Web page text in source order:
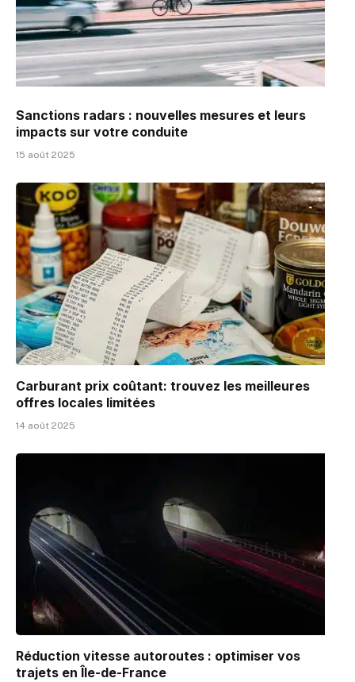
Sanctions radars : nouvelles mesures et leurs
impacts sur votre conduite
15 août 2025
Carburant prix coûtant: trouvez les meilleures
offres locales limitées
14 août 2025
Réduction vitesse autoroutes : optimiser vos
trajets en Île-de-France